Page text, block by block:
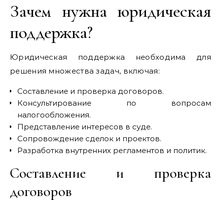
Зачем нужна юридическая
поддержка?
Юридическая поддержка необходима для
решения множества задач, включая:
Составление и проверка договоров.
Консультирование по вопросам
налогообложения.
Представление интересов в суде.
Сопровождение сделок и проектов.
Разработка внутренних регламентов и политик.
Составление и проверка
договоров